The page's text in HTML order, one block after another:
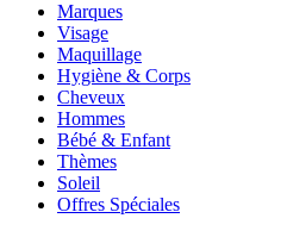
Marques
Visage
Maquillage
Hygiène & Corps
Cheveux
Hommes
Bébé & Enfant
Thèmes
Soleil
Offres Spéciales